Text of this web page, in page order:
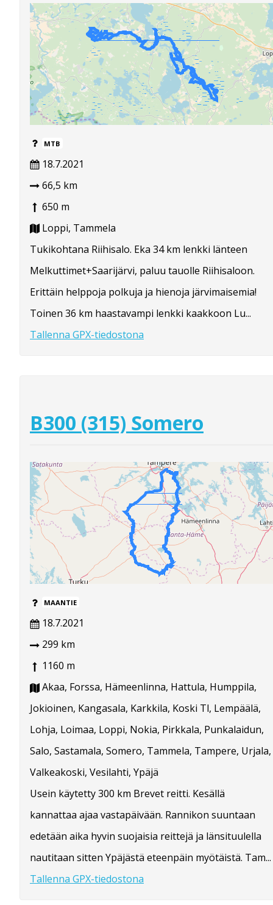
MTB
18.7.2021
66,5 km
650 m
Loppi, Tammela
Tukikohtana Riihisalo. Eka 34 km lenkki länteen
Melkuttimet+Saarijärvi, paluu tauolle Riihisaloon.
Erittäin helppoja polkuja ja hienoja järvimaisemia!
Toinen 36 km haastavampi lenkki kaakkoon Lu...
Tallenna GPX-tiedostona
B300 (315) Somero
MAANTIE
18.7.2021
299 km
1160 m
Akaa, Forssa, Hämeenlinna, Hattula, Humppila,
Jokioinen, Kangasala, Karkkila, Koski Tl, Lempäälä,
Lohja, Loimaa, Loppi, Nokia, Pirkkala, Punkalaidun,
Salo, Sastamala, Somero, Tammela, Tampere, Urjala,
Valkeakoski, Vesilahti, Ypäjä
Usein käytetty 300 km Brevet reitti. Kesällä
kannattaa ajaa vastapäivään. Rannikon suuntaan
edetään aika hyvin suojaisia reittejä ja länsituulella
nautitaan sitten Ypäjästä eteenpäin myötäistä. Tam...
Tallenna GPX-tiedostona